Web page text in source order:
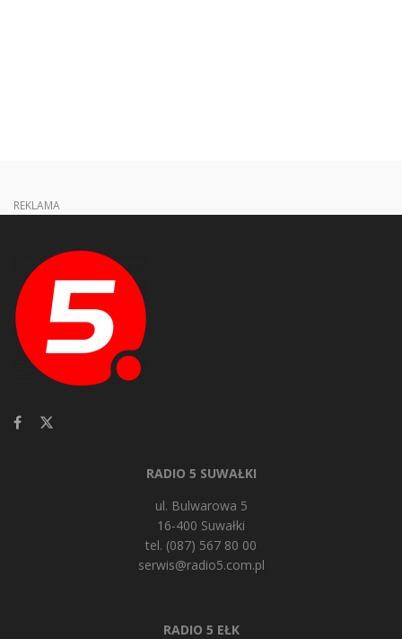
REKLAMA
RADIO 5 SUWAŁKI
ul. Bulwarowa 5
16-400 Suwałki
tel. (087) 567 80 00
serwis@radio5.com.pl
RADIO 5 EŁK